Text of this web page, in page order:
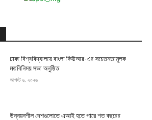
ঢাকা বিশ্ববিদ্যালয়ে বাংলা কিউআর-এর সচেতনতামূলক
মতবিনিময় সভা অনুষ্ঠিত
আগস্ট ৬, ২০২৬
উন্নয়নশীল দেশগুলোতে এআই হতে পারে শত বছরের